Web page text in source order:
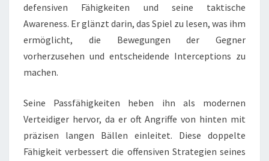
defensiven Fähigkeiten und seine taktische
Awareness. Er glänzt darin, das Spiel zu lesen, was ihm
ermöglicht, die Bewegungen der Gegner
vorherzusehen und entscheidende Interceptions zu
machen.
Seine Passfähigkeiten heben ihn als modernen
Verteidiger hervor, da er oft Angriffe von hinten mit
präzisen langen Bällen einleitet. Diese doppelte
Fähigkeit verbessert die offensiven Strategien seines